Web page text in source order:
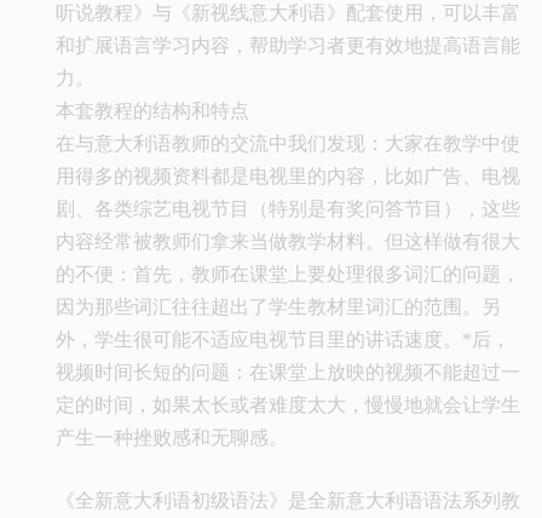
听说教程》与《新视线意大利语》配套使用，可以丰富
和扩展语言学习内容，帮助学习者更有效地提高语言能
力。
本套教程的结构和特点
在与意大利语教师的交流中我们发现：大家在教学中使
用得多的视频资料都是电视里的内容，比如广告、电视
剧、各类综艺电视节目（特别是有奖问答节目），这些
内容经常被教师们拿来当做教学材料。但这样做有很大
的不便：首先，教师在课堂上要处理很多词汇的问题，
因为那些词汇往往超出了学生教材里词汇的范围。另
外，学生很可能不适应电视节目里的讲话速度。*后，
视频时间长短的问题：在课堂上放映的视频不能超过一
定的时间，如果太长或者难度太大，慢慢地就会让学生
产生一种挫败感和无聊感。
《全新意大利语初级语法》是全新意大利语语法系列教